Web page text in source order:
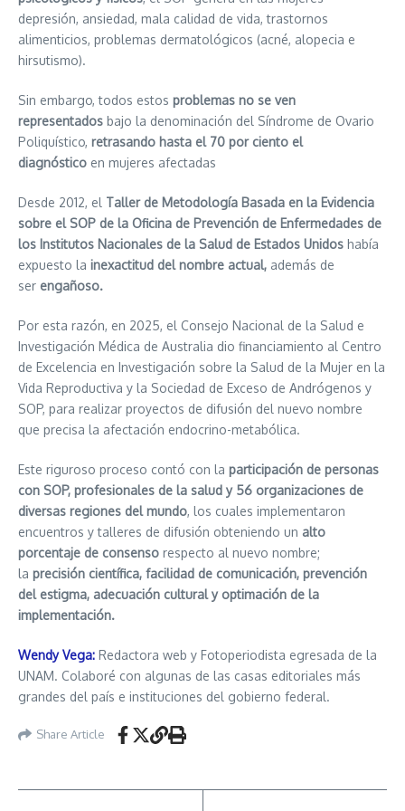
depresión, ansiedad, mala calidad de vida, trastornos
alimenticios, problemas dermatológicos (acné, alopecia e
hirsutismo).
Sin embargo, todos estos problemas no se ven
representados bajo la denominación del Síndrome de Ovario
Poliquístico, retrasando hasta el 70 por ciento el
diagnóstico en mujeres afectadas
Desde 2012, el Taller de Metodología Basada en la Evidencia
sobre el SOP de la Oficina de Prevención de Enfermedades de
los Institutos Nacionales de la Salud de Estados Unidos había
expuesto la inexactitud del nombre actual, además de
ser engañoso.
Por esta razón, en 2025, el Consejo Nacional de la Salud e
Investigación Médica de Australia dio financiamiento al Centro
de Excelencia en Investigación sobre la Salud de la Mujer en la
Vida Reproductiva y la Sociedad de Exceso de Andrógenos y
SOP, para realizar proyectos de difusión del nuevo nombre
que precisa la afectación endocrino-metabólica.
Este riguroso proceso contó con la participación de personas
con SOP, profesionales de la salud y 56 organizaciones de
diversas regiones del mundo, los cuales implementaron
encuentros y talleres de difusión obteniendo un alto
porcentaje de consenso respecto al nuevo nombre;
la precisión científica, facilidad de comunicación, prevención
del estigma, adecuación cultural y optimación de la
implementación.
Wendy Vega: Redactora web y Fotoperiodista egresada de la
UNAM. Colaboré con algunas de las casas editoriales más
grandes del país e instituciones del gobierno federal.
Share Article